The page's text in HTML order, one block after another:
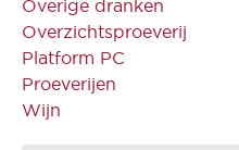
Overige dranken
Overzichtsproeverij
Platform PC
Proeverijen
Wijn